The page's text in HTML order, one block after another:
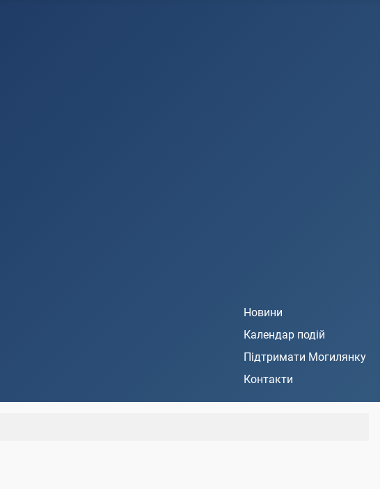
Новини
Календар подій
Підтримати Могилянку
Контакти